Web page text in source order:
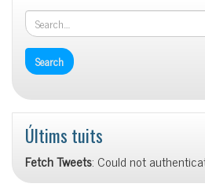
Últims tuits
Fetch Tweets: Could not